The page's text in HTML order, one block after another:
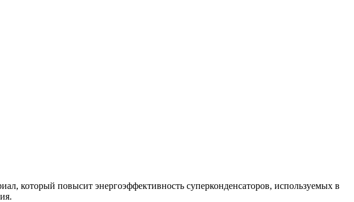
который повысит энергоэффективность суперконденсаторов, используемых в